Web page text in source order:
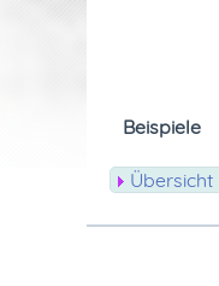
Beispiele
Übersicht